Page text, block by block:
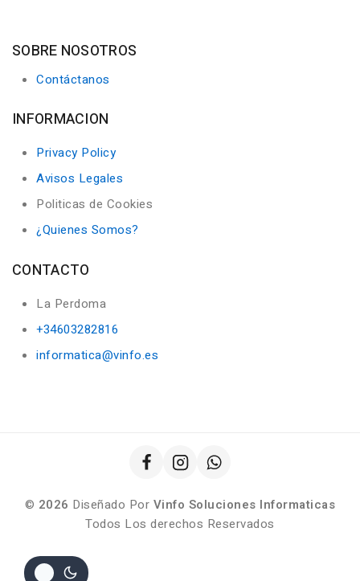
SOBRE NOSOTROS
Contáctanos
INFORMACION
Privacy Policy
Avisos Legales
Politicas de Cookies
¿Quienes Somos?
CONTACTO
La Perdoma
+34603282816
informatica@vinfo.es
© 2026 Diseñado Por Vinfo Soluciones Informaticas
Todos Los derechos Reservados